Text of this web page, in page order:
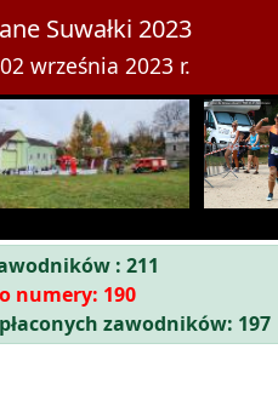
Suwałki 2023
września 2023 r.
: 211
numery: 190
zawodników: 197